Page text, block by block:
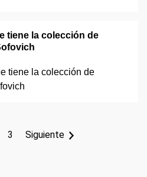
tiene la colección de
3 Siguiente